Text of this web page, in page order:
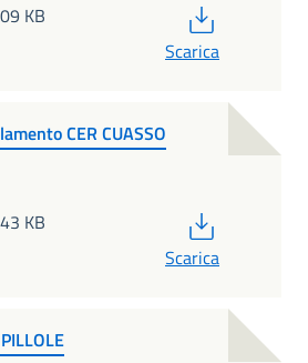
KB
Scarica
CER CUASSO
KB
Scarica